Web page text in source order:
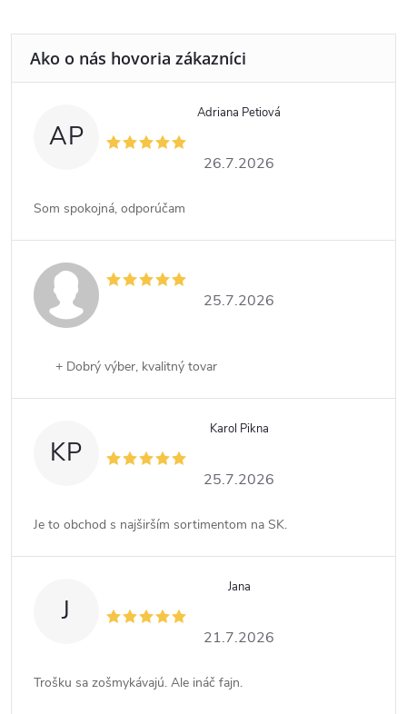
AP
Adriana Petiová
26.7.2026
Som spokojná, odporúčam
25.7.2026
+ Dobrý výber, kvalitný tovar
KP
Karol Pikna
25.7.2026
Je to obchod s najširším sortimentom na SK.
J
Jana
21.7.2026
Trošku sa zošmykávajú. Ale ináč fajn.